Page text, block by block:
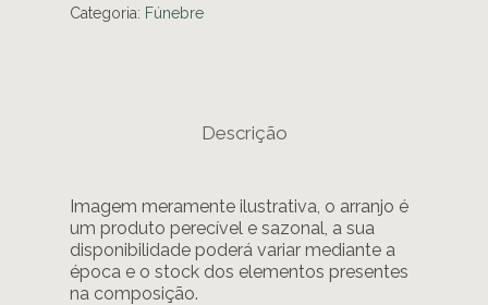
Categoria: Fúnebre
Descrição
Imagem meramente ilustrativa, o arranjo é
um produto perecível e sazonal, a sua
disponibilidade poderá variar mediante a
época e o stock dos elementos presentes
na composição.